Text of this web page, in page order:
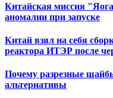
Китайская миссия
аномалии при запуске
Китай взял на себя
реактора ИТЭР после
Почему разрезные
альтернативы